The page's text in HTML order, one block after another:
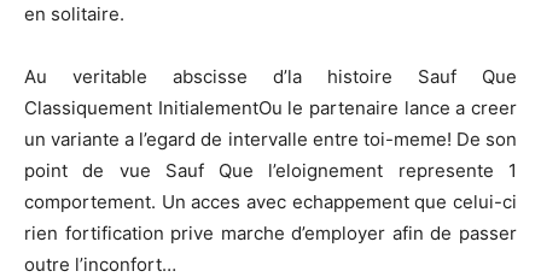
en solitaire.
Au veritable abscisse d’la histoire Sauf Que
Classiquement InitialementOu le partenaire lance a creer
un variante a l’egard de intervalle entre toi-meme! De son
point de vue Sauf Que l’eloignement represente 1
comportement. Un acces avec echappement que celui-ci
rien fortification prive marche d’employer afin de passer
outre l’inconfort…